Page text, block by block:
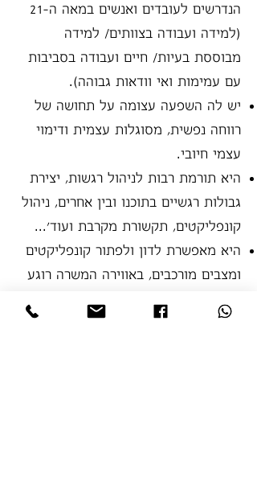
הנדרשים לעובדים ואנשים במאה ה-21
(למידה ועבודה בצוותים/ למידה
מבוססת בעיות/ חיים ועבודה בסביבות
עם עמימות ואי וודאות גבוהה).
יש לה השפעה עצומה על תחושה של
רווחה נפשית, מסוגלות עצמית ודימוי
עצמי חיובי.
היא תורמת רבות לניהול רגשות, יצירת
גבולות רגשיים בתוכנו ובין אחרים, ניהול
קונפליקטים, תקשורת מקרבת ועוד'...
היא מאפשרת לדון ולפתור קונפליקטים
ומצבים מורכבים, באווירה המשרה רוגע